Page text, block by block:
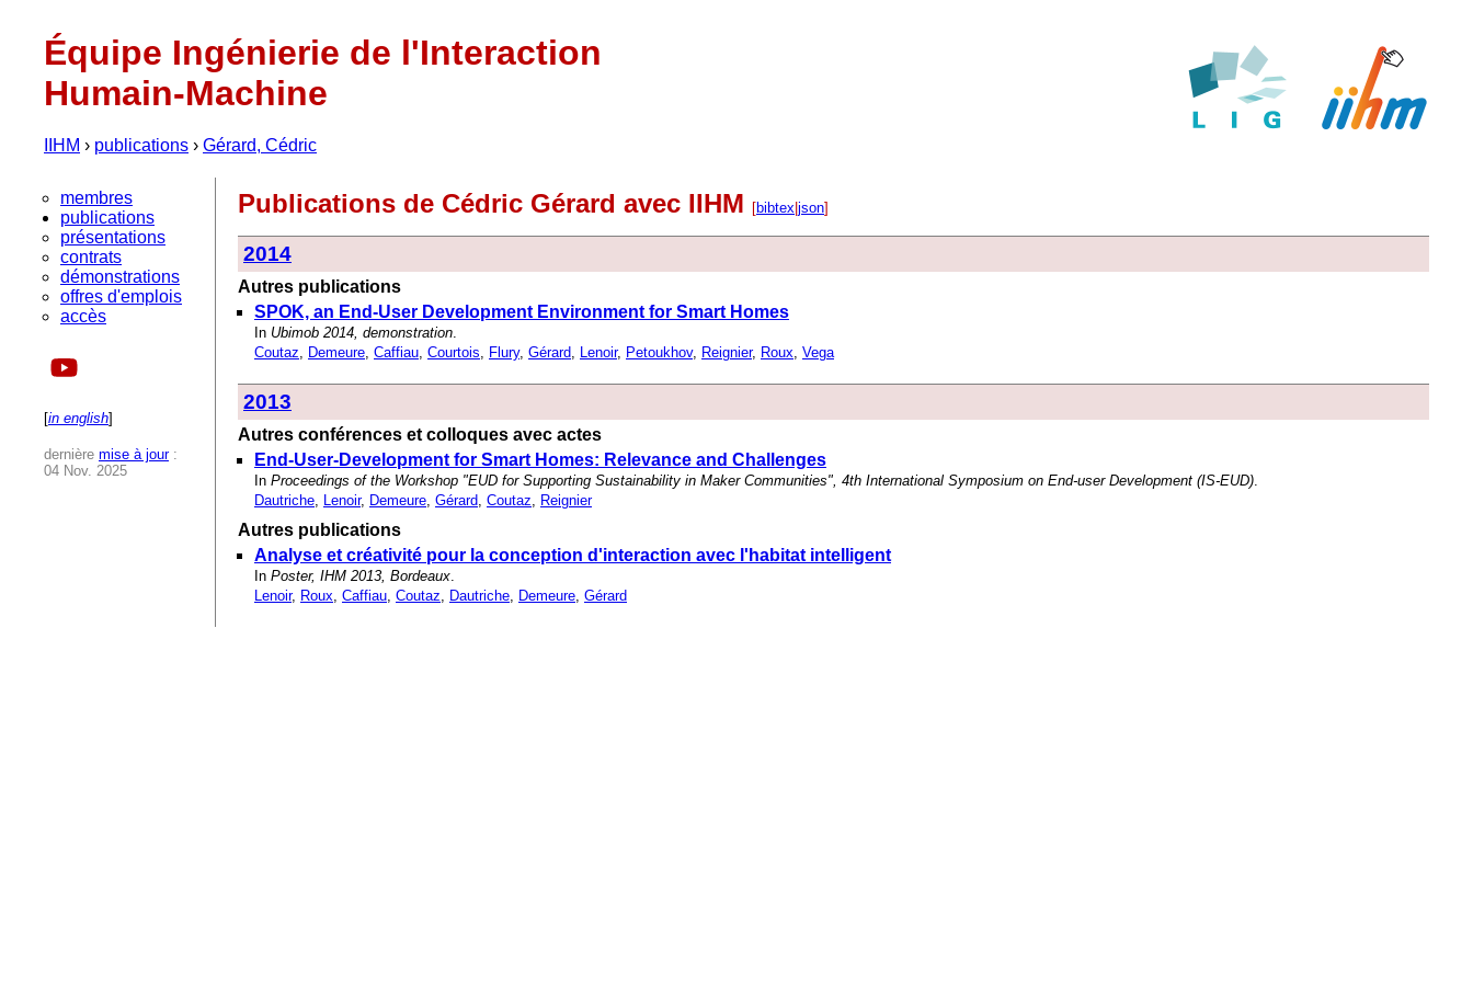
Équipe Ingénierie de l'Interaction
Humain-Machine
IIHM › publications › Gérard, Cédric
membres
publications
présentations
contrats
démonstrations
offres d'emplois
accès
[in english]
dernière mise à jour:
04 Nov. 2025
Publications de Cédric Gérard avec IIHM [bibtex json]
2014
Autres publications
SPOK, an End-User Development Environment for Smart Homes
In Ubimob 2014, demonstration.
Coutaz, Demeure, Caffiau, Courtois, Flury, Gérard, Lenoir, Petoukhov, Reignier, Roux, Vega
2013
Autres conférences et colloques avec actes
End-User-Development for Smart Homes: Relevance and Challenges
In Proceedings of the Workshop "EUD for Supporting Sustainability in Maker Communities", 4th International Symposium on End-user Development (IS-EUD).
Dautriche, Lenoir, Demeure, Gérard, Coutaz, Reignier
Autres publications
Analyse et créativité pour la conception d'interaction avec l'habitat intelligent
In Poster, IHM 2013, Bordeaux.
Lenoir, Roux, Caffiau, Coutaz, Dautriche, Demeure, Gérard